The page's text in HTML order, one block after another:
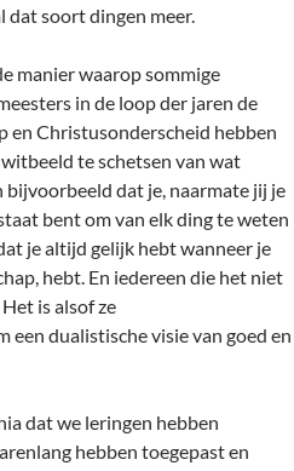
dat soort dingen meer.
manier waarop sommige
in de loop der jaren de
en Christusonderscheid hebben
te schetsen van wat
dat je, naarmate jij je
bent om van elk ding te weten
je altijd gelijk hebt wanneer je
hebt. En iedereen die het niet
is alsof ze
dualistische visie van goed en
dat we leringen hebben
hebben toegepast en